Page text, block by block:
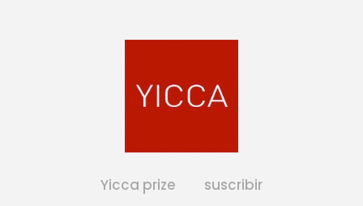
Yicca prize suscribir